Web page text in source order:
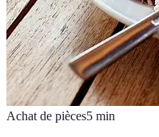
Achat de pièces5 min